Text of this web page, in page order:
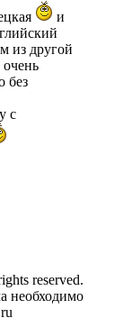
и
из другой
очень
без
с
reserved.
необходимо